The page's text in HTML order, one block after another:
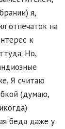
я,
отпечаток на
к
Но,
Я считаю
(думаю,
беда даже у